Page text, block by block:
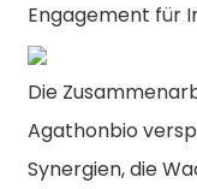
Engagement für
Die
Agathonbio
Synergien, die